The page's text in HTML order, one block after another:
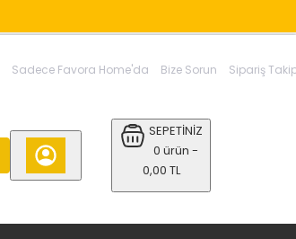
Sadece Favora Home'da Bize Sorun Sipariş
SEPETİNİZ
0 ürün -
0,00 TL